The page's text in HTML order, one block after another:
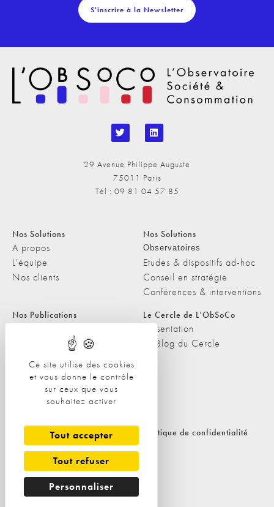
Ce site utilise des cookies
et vous donne le contrôle
sur ceux que vous
souhaitez activer
Tout accepter
Tout refuser
Personnaliser
S'inscrire à la Newsletter
29 Avenue Philippe Auguste
75011 Paris
Tél : 09 81 04 57 85
Nos Solutions
A propos
L'équipe
Nos clients
Nos Solutions
Observatoires
Etudes & dispositifs ad-hoc
Conseil en stratégie
Conférences & interventions
Nos Publications
Les Podcasts de L'ObSoCo
L'ObSoCo dans les médias
Le Cercle de L'ObSoCo
Présentation
Le Blog du Cercle
Contacts
Nous contacter
Politique de cookies Politique de confidentialité